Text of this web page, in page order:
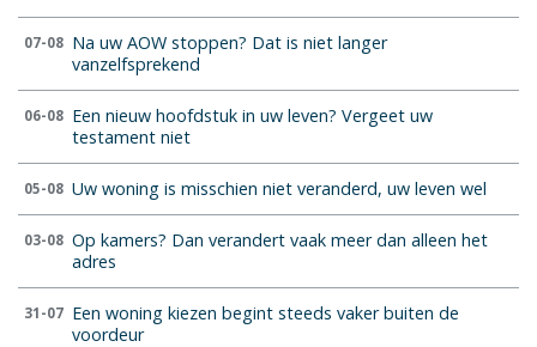
07-08 Na uw AOW stoppen? Dat is niet langer
vanzelfsprekend
06-08 Een nieuw hoofdstuk in uw leven? Vergeet uw
testament niet
05-08 Uw woning is misschien niet veranderd, uw leven wel
03-08 Op kamers? Dan verandert vaak meer dan alleen het
adres
31-07 Een woning kiezen begint steeds vaker buiten de
voordeur